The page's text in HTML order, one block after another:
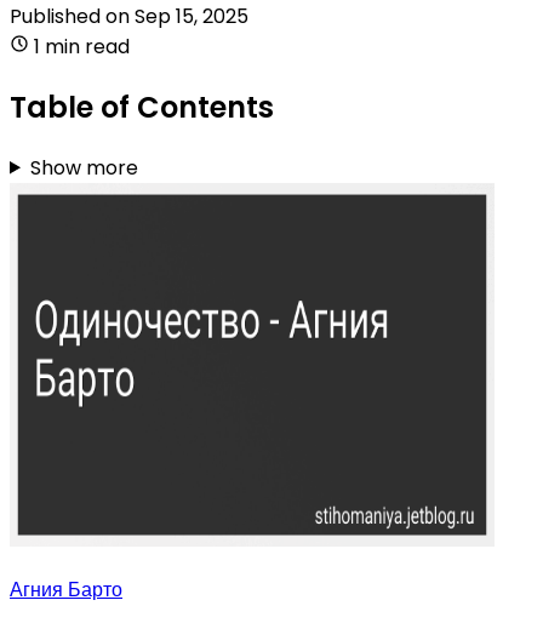
Published onSep 15, 2025
1 min read
Table of Contents
Show more
Агния Барто